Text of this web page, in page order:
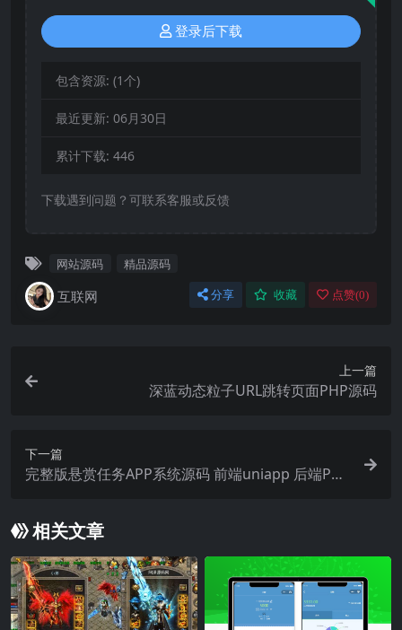
登录后下载
包含资源: (1个)
最近更新: 06月30日
累计下载: 446
下载遇到问题？可联系客服或反馈
网站源码 精品源码
互联网 分享 收藏 点赞(0)
上一篇
深蓝动态粒子URL跳转页面PHP源码
下一篇
完整版悬赏任务APP系统源码 前端uniapp 后端PH
相关文章